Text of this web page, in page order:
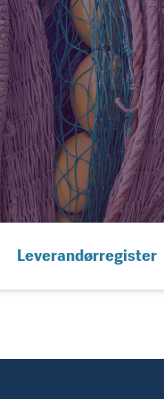
Leverandørregister